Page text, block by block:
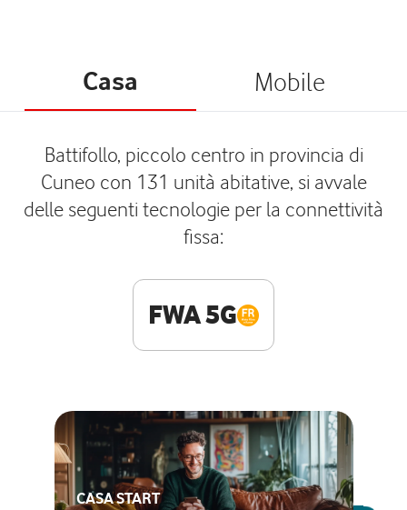
Casa Mobile
Battifollo, piccolo centro in provincia di
Cuneo con 131 unità abitative, si avvale
delle seguenti tecnologie per la connettività
fissa:
FWA 5G
CASA START